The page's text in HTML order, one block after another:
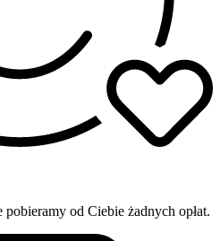
pobieramy od Ciebie żadnych opłat.